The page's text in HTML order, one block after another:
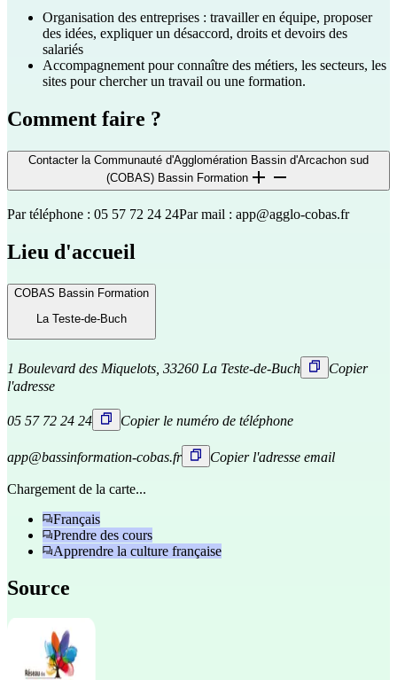
Organisation des entreprises : travailler en équipe, proposer
des idées, expliquer un désaccord, droits et devoirs des
salariés
Accompagnement pour connaître des métiers, les secteurs, les
sites pour chercher un travail ou une formation.
Comment faire ?
Contacter la Communauté d'Agglomération Bassin d'Arcachon sud
(COBAS) Bassin Formation
Par téléphone : 05 57 72 24 24Par mail : app@agglo-cobas.fr
Lieu d'accueil
COBAS Bassin Formation
La Teste-de-Buch
1 Boulevard des Miquelots, 33260 La Teste-de-Buch
Copier
l'adresse
05 57 72 24 24 Copier le numéro de téléphone
app@bassinformation-cobas.fr Copier l'adresse email
Chargement de la carte...
Français
Prendre des cours
Apprendre la culture française
Source